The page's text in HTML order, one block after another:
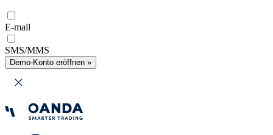
E-mail
SMS/MMS
Demo-Konto eröffnen »